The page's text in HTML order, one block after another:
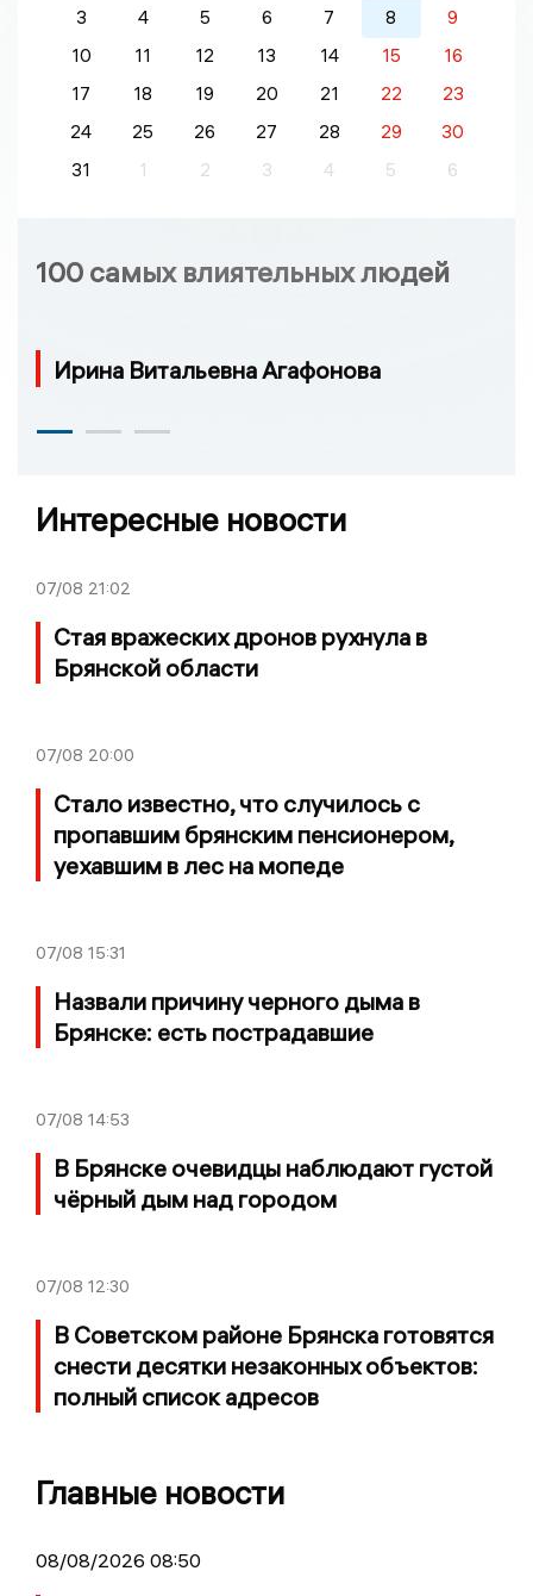
3
4 5 6 7 8
9
10
11 12 13 14 15
16
17
18 19 20 21 22
23
24
25 26 27 28 29
30
31
1 2 3 4 5 6
100 самых влиятельных людей
Ирина Витальевна Агафонова
Интересные новости
07/08 21:02
Стая вражеских дронов рухнула в
Брянской области
07/08 20:00
Стало известно, что случилось с
пропавшим брянским пенсионером,
уехавшим в лес на мопеде
07/08 15:31
Назвали причину черного дыма в
Брянске: есть пострадавшие
07/08 14:53
В Брянске очевидцы наблюдают густой
чёрный дым над городом
07/08 12:30
В Советском районе Брянска готовятся
снести десятки незаконных объектов:
полный список адресов
Главные новости
08/08/2026 08:50